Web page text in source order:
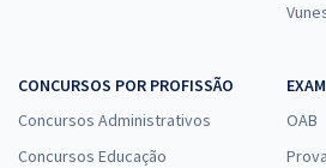
CONCURSOS POR PROFISSÃO
Concursos Administrativos
Concursos Educação
OAB